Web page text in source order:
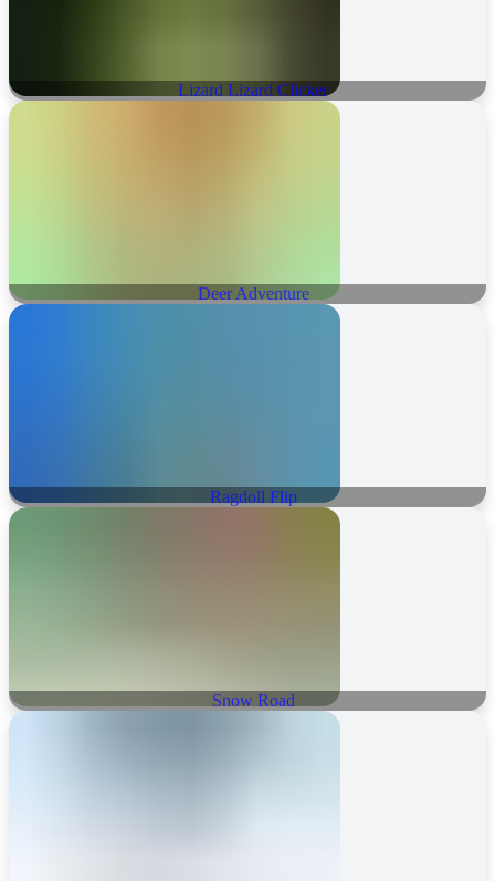
Lizard Lizard Clicker
Deer Adventure
Ragdoll Flip
Snow Road